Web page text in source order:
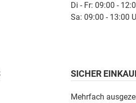
Di - Fr: 09:00 -
Sa: 09:00 - 13:00
SICHER
Mehrfach